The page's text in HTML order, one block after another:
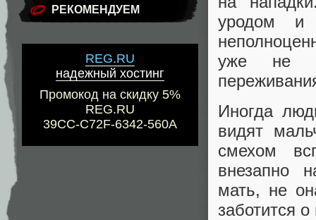
РЕКОМЕНДУЕМ
REG.RU
надежный хостинг
Промокод на скидку 5%
REG.RU
39CC-C72F-6342-560A
уродом и
уже не
Иногда
видят
смехом
внезапно
мать, не
заботится